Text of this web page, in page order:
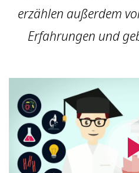
erzählen außerdem
Erfahrungen und